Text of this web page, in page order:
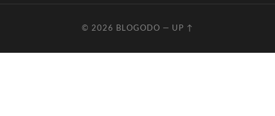
© 2026 BLOGODO — UP ↑